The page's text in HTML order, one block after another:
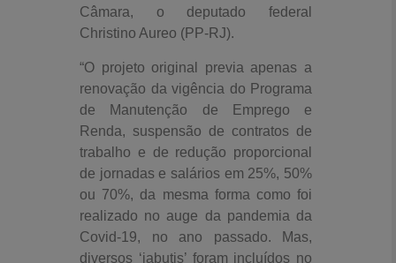
Câmara, o deputado federal
Christino Aureo (PP-RJ).
“O projeto original previa apenas a
renovação da vigência do Programa
de Manutenção de Emprego e
Renda, suspensão de contratos de
trabalho e de redução proporcional
de jornadas e salários em 25%, 50%
ou 70%, da mesma forma como foi
realizado no auge da pandemia da
Covid-19, no ano passado. Mas,
diversos ‘jabutis’ foram incluídos no